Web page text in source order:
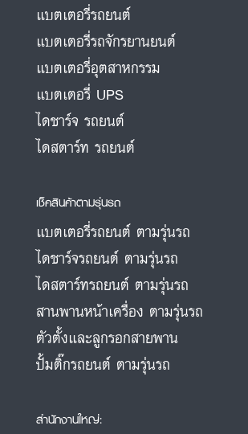
แบตเตอรี่รถยนต์
แบตเตอรี่รถจักรยานยนต์
แบตเตอรี่อุตสาหกรรม
แบตเตอรี่ UPS
ไดชาร์จ รถยนต์
ไดสตาร์ท รถยนต์
เช็คสินค้าตามรุ่นรถ
แบตเตอรี่รถยนต์ ตามรุ่นรถ
ไดชาร์จรถยนต์ ตามรุ่นรถ
ไดสตาร์ทรถยนต์ ตามรุ่นรถ
สานพานหน้าเครื่อง ตามรุ่นรถ
ตัวตั้งและลูกรอกสายพาน
ปั้มติ๊กรถยนต์ ตามรุ่นรถ
สำนักงานใหญ่: